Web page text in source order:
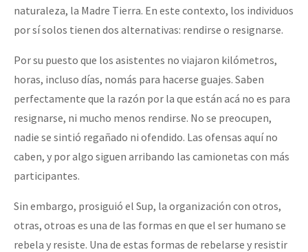
naturaleza, la Madre Tierra. En este contexto, los individuos
por sí solos tienen dos alternativas: rendirse o resignarse.
Por su puesto que los asistentes no viajaron kilómetros,
horas, incluso días, nomás para hacerse guajes. Saben
perfectamente que la razón por la que están acá no es para
resignarse, ni mucho menos rendirse. No se preocupen,
nadie se sintió regañado ni ofendido. Las ofensas aquí no
caben, y por algo siguen arribando las camionetas con más
participantes.
Sin embargo, prosiguió el Sup, la organización con otros,
otras, otroas es una de las formas en que el ser humano se
rebela y resiste. Una de estas formas de rebelarse y resistir